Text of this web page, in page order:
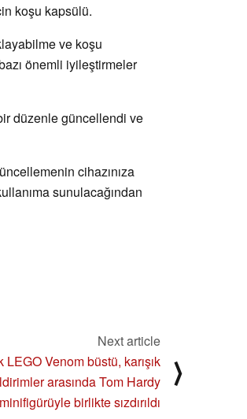
koşu kapsülü.
ve koşu
önemli iyileştirmeler
düzenle güncellendi ve
cihazınıza
sunulacağından
Next article
Venom büstü, karışık
arasında Tom Hardy
minifigürüyle birlikte sızdırıldı
⟩